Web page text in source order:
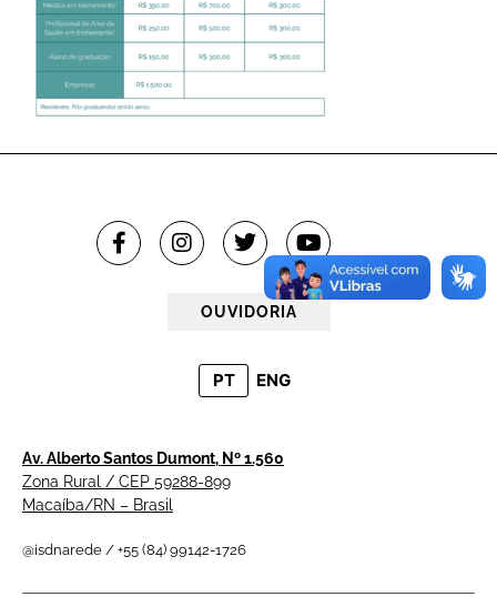
OUVIDORIA
PT ENG
Av. Alberto Santos Dumont, Nº 1.560
Zona Rural / CEP 59288-899
Macaíba/RN – Brasil
@isdnarede / +55 (84) 99142-1726